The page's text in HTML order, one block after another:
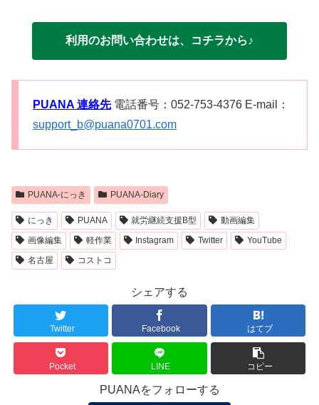
利用のお問い合わせは、コチラから♪
PUANA 連絡先電話番号：052-753-4376 E-mail：
support_b@puana0701.com
PUANA-にっき PUANA-Diary
にっき PUANA 就労継続支援B型
動画編集
画像編集
軽作業 Instagram Twitter
YouTube
名古屋
コストコ
シェアする
Twitter Facebook はてブ
Pocket LINE コピー
PUANAをフォローする